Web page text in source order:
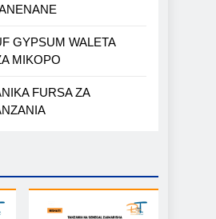
GYPSUM WALETA
MIKOPO
FURSA ZA